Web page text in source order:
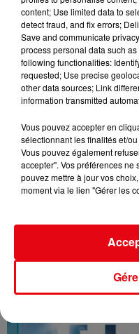
content; Use limited data to
detect fraud, and fix errors;
Save and communicate
process personal data such
following functionalities:
requested; Use precise
other data sources; Link
information transmitted
Vous pouvez accepter en
sélectionnant les finalités et/
Vous pouvez également
accepter". Vos préférences
pouvez mettre à jour vos
moment via le lien "Gérer les